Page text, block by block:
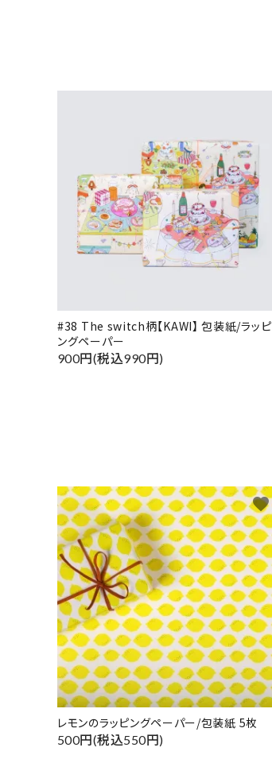
#38 The switch柄【KAWI】 包装紙/ラッピ
ングペーパー
900円(税込990円)
レモンのラッピングペーパー/包装紙 5枚
500円(税込550円)
favorite